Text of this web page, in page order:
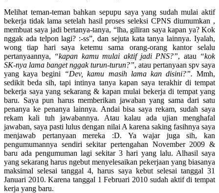
Melihat teman-teman bahkan sepupu saya yang sudah mulai aktif
bekerja tidak lama setelah hasil proses seleksi CPNS diumumkan ,
membuat saya jadi bertanya-tanya, “lha, giliran saya kapan ya? Kok
nggak ada telpon lagi? :-ss”, dan sejuta kata tanya lainnya. Iyalah,
wong tiap hari saya ketemu sama orang-orang kantor selalu
pertanyaannya, “kapan kamu mulai aktif jadi PNS?”, atau “kok
SK-nya lama banget nggak turun-turun?”, atau pertanyaan spv saya
yang kaya begini “Dev, kamu masih lama kan disini?”. Mmh,
sedikit beda sih, tapi intinya tanya kapan saya terakhir di tempat
bekerja saya yang sekarang & kapan mulai bekerja di tempat yang
baru. Saya pun harus memberikan jawaban yang sama dari satu
penanya ke penanya lainnya. Andai bisa saya rekam, sudah saya
rekam kali tuh jawabannya. Atau kalau ada ujian menghafal
jawaban, saya pasti lulus dengan nilai A karena saking fasihnya saya
menjawab pertanyaan mereka :D. Ya wajar juga sih, kan
pengumumannya sendiri sekitar pertengahan November 2009 &
baru ada pengumuman lagi sekitar 3 hari yang lalu. Alhasil saya
yang sekarang harus ngebut menyelesaikan pekerjaan yang biasanya
maksimal selesai tanggal 4, harus saya kebut selesai tanggal 31
Januari 2010. Karena tanggal 1 Februari 2010 sudah aktif di tempat
kerja yang baru.